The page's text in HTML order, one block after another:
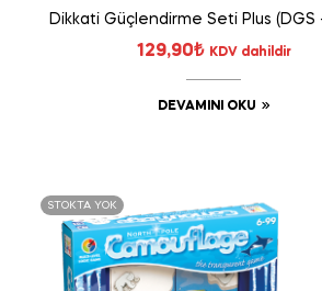
Dikkati Güçlendirme Seti Plus (DGS
129,90₺ KDV dahildir
DEVAMINI OKU
STOKTA YOK